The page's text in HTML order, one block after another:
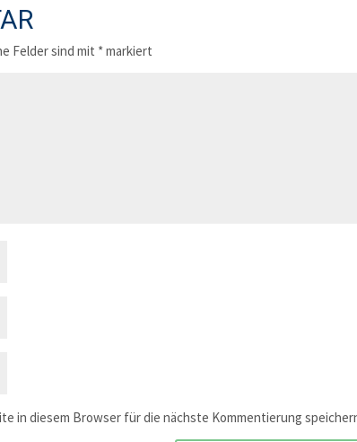
Felder sind mit *markiert
in diesem Browser für die nächste Kommentierung